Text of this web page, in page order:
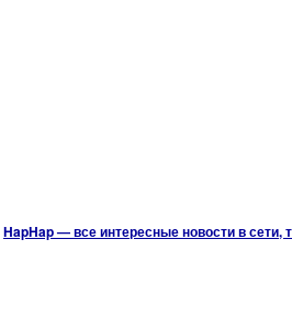
HapHap — все интересные новости в сети,